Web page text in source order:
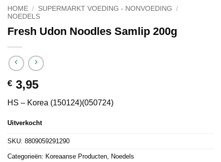
HOME / SUPERMARKT VOEDING - NONVOEDING
/
NOEDELS
Fresh Udon Noodles Samlip 200g
€ 3,95
HS – Korea (150124)(050724)
Uitverkocht
SKU: 8809059291290
Categorieën: Koreaanse Producten Noedels